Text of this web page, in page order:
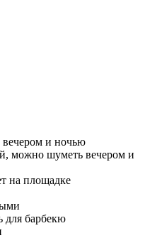
и ночью
можно шуметь вечером и
на площадке
для барбекю